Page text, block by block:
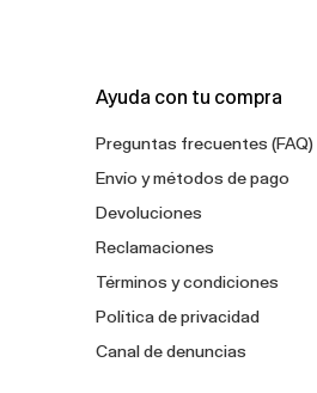
Ayuda con tu compra
Preguntas frecuentes (FAQ)
Envío y métodos de pago
Devoluciones
Reclamaciones
Términos y condiciones
Política de privacidad
Canal de denuncias